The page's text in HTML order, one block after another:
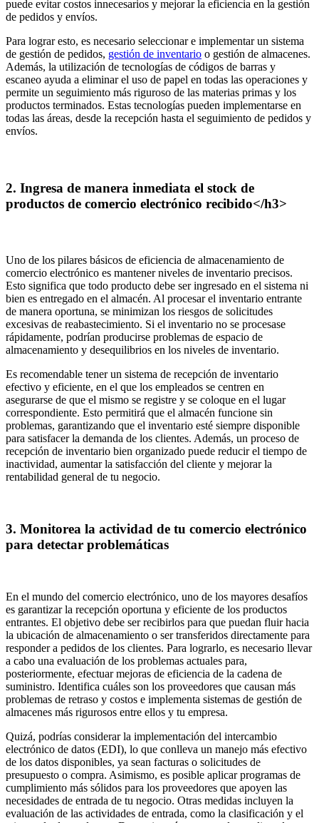
puede evitar costos innecesarios y mejorar la eficiencia en la gestión
de pedidos y envíos.
Para lograr esto, es necesario seleccionar e implementar un sistema
de gestión de pedidos, gestión de inventario o gestión de almacenes.
Además, la utilización de tecnologías de códigos de barras y
escaneo ayuda a eliminar el uso de papel en todas las operaciones y
permite un seguimiento más riguroso de las materias primas y los
productos terminados. Estas tecnologías pueden implementarse en
todas las áreas, desde la recepción hasta el seguimiento de pedidos y
envíos.
2. Ingresa de manera inmediata el stock de
productos de comercio electrónico recibido</h3>
Uno de los pilares básicos de eficiencia de almacenamiento de
comercio electrónico es mantener niveles de inventario precisos.
Esto significa que todo producto debe ser ingresado en el sistema ni
bien es entregado en el almacén. Al procesar el inventario entrante
de manera oportuna, se minimizan los riesgos de solicitudes
excesivas de reabastecimiento. Si el inventario no se procesase
rápidamente, podrían producirse problemas de espacio de
almacenamiento y desequilibrios en los niveles de inventario.
Es recomendable tener un sistema de recepción de inventario
efectivo y eficiente, en el que los empleados se centren en
asegurarse de que el mismo se registre y se coloque en el lugar
correspondiente. Esto permitirá que el almacén funcione sin
problemas, garantizando que el inventario esté siempre disponible
para satisfacer la demanda de los clientes. Además, un proceso de
recepción de inventario bien organizado puede reducir el tiempo de
inactividad, aumentar la satisfacción del cliente y mejorar la
rentabilidad general de tu negocio.
3. Monitorea la actividad de tu comercio electrónico
para detectar problemáticas
En el mundo del comercio electrónico, uno de los mayores desafíos
es garantizar la recepción oportuna y eficiente de los productos
entrantes. El objetivo debe ser recibirlos para que puedan fluir hacia
la ubicación de almacenamiento o ser transferidos directamente para
responder a pedidos de los clientes. Para lograrlo, es necesario llevar
a cabo una evaluación de los problemas actuales para,
posteriormente, efectuar mejoras de eficiencia de la cadena de
suministro. Identifica cuáles son los proveedores que causan más
problemas de retraso y costos e implementa sistemas de gestión de
almacenes más rigurosos entre ellos y tu empresa.
Quizá, podrías considerar la implementación del intercambio
electrónico de datos (EDI), lo que conlleva un manejo más efectivo
de los datos disponibles, ya sean facturas o solicitudes de
presupuesto o compra. Asimismo, es posible aplicar programas de
cumplimiento más sólidos para los proveedores que apoyen las
necesidades de entrada de tu negocio. Otras medidas incluyen la
evaluación de las actividades de entrada, como la clasificación y el